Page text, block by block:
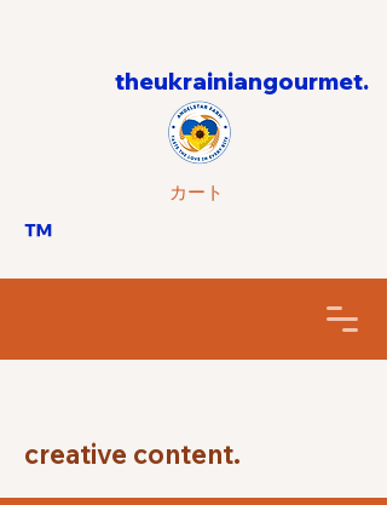
theukrainiangourmet.
カート
™
creative content.